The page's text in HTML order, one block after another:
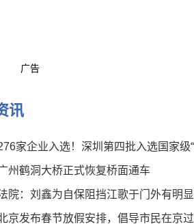
广告
讯
家企业入选！深圳第四批入选国家级“小巨
州鹤洞大桥正式恢复桥面通车
院：刘鑫为自保阻挡江歌于门外有明显过错 事后
京发布春节放假安排，倡导市民在京